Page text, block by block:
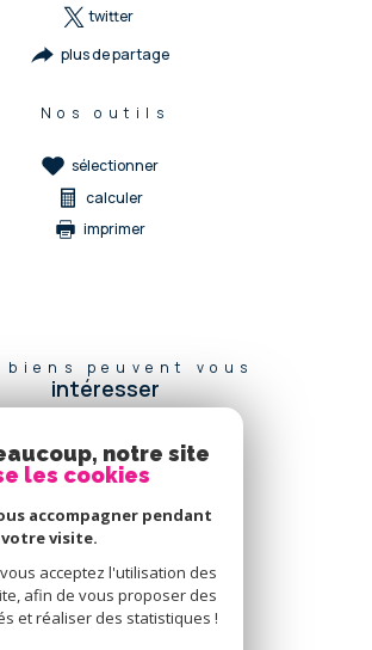
twitter
plus de partage
Nos outils
sélectionner
calculer
imprimer
biens peuvent vous
intéresser
connecter
espace propriétaire
Nous
adhérons
notre site
les cookies
accompagner pendant
votre visite.
acceptez l'utilisation des
afin de vous proposer des
et réaliser des statistiques !